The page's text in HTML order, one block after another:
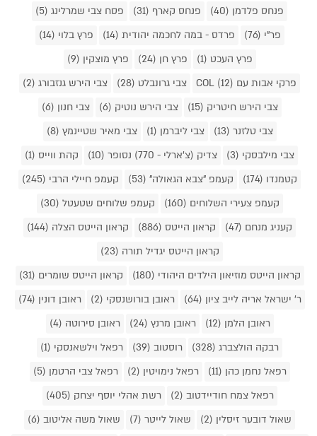
פנחס פלדמן (40)
פנחס קארף (31)
פסח צבי שמרלינג (5)
פר"י (76)
פרדס - במה לחכמה יהודית (14)
פרץ בלוי (14)
פרץ העכט (1)
פרץ חן (24)
פרץ מוצקין (9)
פרקי אבות עם COL (12)
צבי גרונבלט (28)
צבי הירש גנזבורג (2)
צבי הירש חיטריק (15)
צבי הירש נוטיק (6)
צבי חנון (6)
צבי טלזנר (13)
צבי ליברמן (1)
צבי מאיר שטיינמץ (8)
צבי מילבסקי (3)
צדיק (צ'ארלי - 770) נסופר (10)
קהת ווייס (1)
קטמנדו (174)
קעמפ "צבא הגאולה" (53)
קעמפ חיילי הרבי (245)
קעמפ צעירי השלוחים (160)
קעמפ שלוחים שטעטל (30)
קעניג מנחם (47)
קראון הייטס (886)
קראון הייטס הצלה (144)
קראון הייטס יגדיל תורה (23)
קראון הייטס מוזיאון הילדים היהודי (180)
קראון הייטס שומרים (31)
ר' ישראל אריה לייב ציון (64)
ראובן בורושנסקי (2)
ראובן דונין (74)
ראובן הלמן (12)
ראובן מרנץ (24)
ראובן סירוטה (4)
רבקה הולצברג (328)
רוסטוב (39)
רפאל וילשאנסקי (1)
רפאל נחמן כהן (11)
רפאל נימויטין (2)
רפאל צבי הרטמן (5)
רפאל צמח חודיידטוב (2)
רשת אהלי יוסף יצחק (405)
שאול דובער זיסלין (2)
שאול לייטר (7)
שאול משה אליטוב (6)